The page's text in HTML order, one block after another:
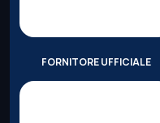
FORNITORE UFFICIALE